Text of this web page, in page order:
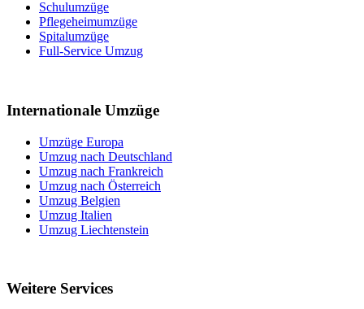
Schulumzüge
Pflegeheimumzüge
Spitalumzüge
Full-Service Umzug
Internationale Umzüge
Umzüge Europa
Umzug nach Deutschland
Umzug nach Frankreich
Umzug nach Österreich
Umzug Belgien
Umzug Italien
Umzug Liechtenstein
Weitere Services